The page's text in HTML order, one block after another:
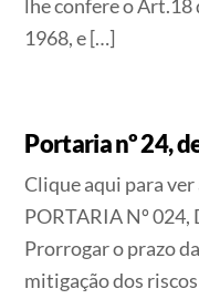
lhe confere o Art.18
1968, e […]
Portaria nº 24,
Clique aqui para
PORTARIA Nº 024,
Prorrogar o prazo
mitigação dos